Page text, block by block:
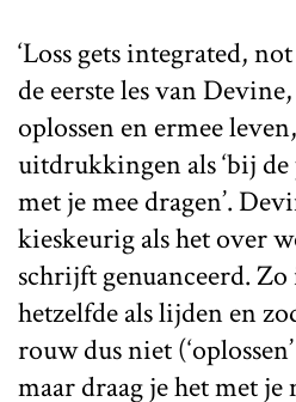
‘Loss gets integrated,
de eerste les van
oplossen en ermee
uitdrukkingen als ‘bij de
met je mee dragen’.
kieskeurig als het over
schrijft genuanceerd.
hetzelfde als lijden en
rouw dus niet
maar draag je het met je